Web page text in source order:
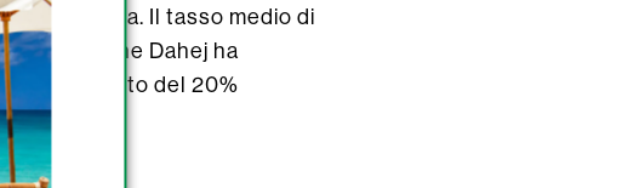
di targa. Il tasso medio di
dal fatto che Dahej ha
un aumento del 20%